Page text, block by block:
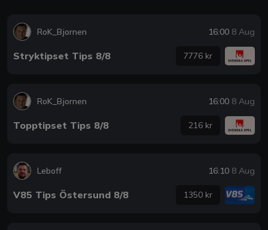
RoK_Bjornen 16:00 8 Aug
Stryktipset Tips 8/8 7776 kr
RoK_Bjornen 16:00 8 Aug
Topptipset Tips 8/8 216 kr
Leboff 16:10 8 Aug
V85 Tips Östersund 8/8 1350 kr